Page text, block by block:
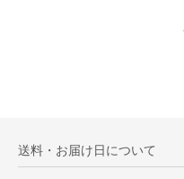
送料・お届け日について